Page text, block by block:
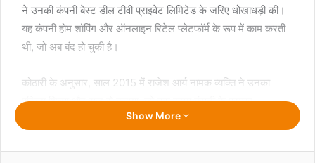
ने उनकी कंपनी बेस्ट डील टीवी प्राइवेट लिमिटेड के जरिए धोखाधड़ी की।
यह कंपनी होम शॉपिंग और ऑनलाइन रिटेल प्लेटफॉर्म के रूप में काम करती
थी, जो अब बंद हो चुकी है।
कोठारी के अनुसार, साल 2015 में राजेश आर्य नामक व्यक्ति ने उनका
परिचय शिल्पा और राज से कराया, जो उस समय कंपनी के प्रमुख
शेयरधारक थे। आरोप है कि दोनों ने बिजनेस बढ़ाने के नाम पर 75 करोड़
कही। कोठारी को 12 प्रतिशत ब्याज के साथ मासिक रिटर्न और मूलधन
Show More